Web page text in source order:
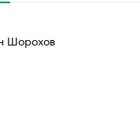
Шорохов